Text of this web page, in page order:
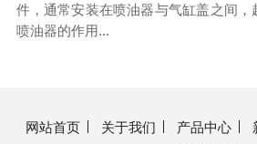
件，通常安装在喷油器与气缸盖之间，
喷油器的作用...
网站首页 关于我们 产品中心